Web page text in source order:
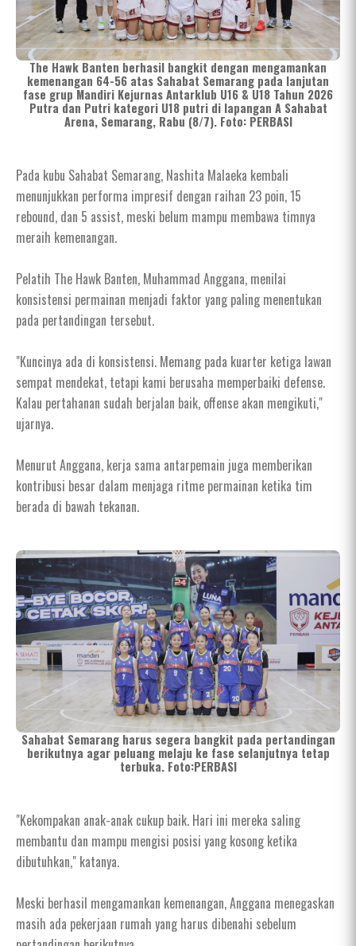
The Hawk Banten berhasil bangkit dengan mengamankan
kemenangan 64-56 atas Sahabat Semarang pada lanjutan
fase grup Mandiri Kejurnas Antarklub U16 & U18 Tahun 2026
Putra dan Putri kategori U18 putri di lapangan A Sahabat
Arena, Semarang, Rabu (8/7). Foto: PERBASI
Pada kubu Sahabat Semarang, Nashita Malaeka kembali
menunjukkan performa impresif dengan raihan 23 poin, 15
rebound, dan 5 assist, meski belum mampu membawa timnya
meraih kemenangan.
Pelatih The Hawk Banten, Muhammad Anggana, menilai
konsistensi permainan menjadi faktor yang paling menentukan
pada pertandingan tersebut.
"Kuncinya ada di konsistensi. Memang pada kuarter ketiga lawan
sempat mendekat, tetapi kami berusaha memperbaiki defense.
Kalau pertahanan sudah berjalan baik, offense akan mengikuti,"
ujarnya.
Menurut Anggana, kerja sama antarpemain juga memberikan
kontribusi besar dalam menjaga ritme permainan ketika tim
berada di bawah tekanan.
Sahabat Semarang harus segera bangkit pada pertandingan
berikutnya agar peluang melaju ke fase selanjutnya tetap
terbuka. Foto:PERBASI
"Kekompakan anak-anak cukup baik. Hari ini mereka saling
membantu dan mampu mengisi posisi yang kosong ketika
dibutuhkan," katanya.
Meski berhasil mengamankan kemenangan, Anggana menegaskan
masih ada pekerjaan rumah yang harus dibenahi sebelum